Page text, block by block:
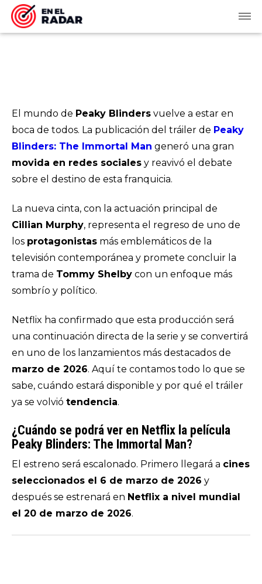
El mundo de Peaky Blinders vuelve a estar en
boca de todos. La publicación del tráiler de Peaky
Blinders: The Immortal Man generó una gran
movida en redes sociales y reavivó el debate
sobre el destino de esta franquicia.
La nueva cinta, con la actuación principal de
Cillian Murphy, representa el regreso de uno de
los protagonistas más emblemáticos de la
televisión contemporánea y promete concluir la
trama de Tommy Shelby con un enfoque más
sombrío y político.
Netflix ha confirmado que esta producción será
una continuación directa de la serie y se convertirá
en uno de los lanzamientos más destacados de
marzo de 2026. Aquí te contamos todo lo que se
sabe, cuándo estará disponible y por qué el tráiler
ya se volvió tendencia.
¿Cuándo se podrá ver en Netflix la película
Peaky Blinders: The Immortal Man?
El estreno será escalonado. Primero llegará a cines
seleccionados el 6 de marzo de 2026 y
después se estrenará en Netflix a nivel mundial
el 20 de marzo de 2026.